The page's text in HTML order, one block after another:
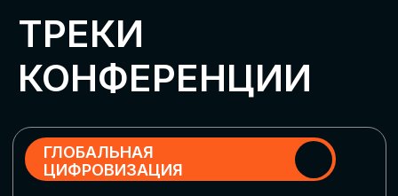
ЦИФРОВИЗАЦИЯ
МАРКЕТИНГА И ПРОДАЖ
Обменяемся опытом, какие ИИ-решения
в маркетинге и продажах наиболее
рекламными кампаниями показывают
наибольшую эффективность